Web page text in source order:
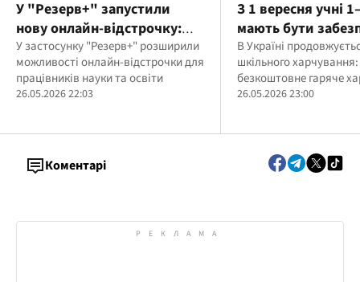
У "Резерв+" запустили
нову онлайн-відстрочку:
хто тепер може оформити її
без візиту до ТЦК
У застосунку "Резерв+" розширили
можливості онлайн-відстрочки для
працівників науки та освіти
26.05.2026 22:03
З 1 вересня учні
мають бути
теплими обідами,
Свириденко
В Україні
шкільного харчування:
безкоштовне гаряче
планують забезпечити
26.05.2026 23:00
Коментарі